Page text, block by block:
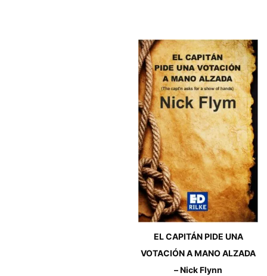
EL CAPITÁN PIDE UNA
VOTACIÓN A MANO ALZADA
– Nick Flynn